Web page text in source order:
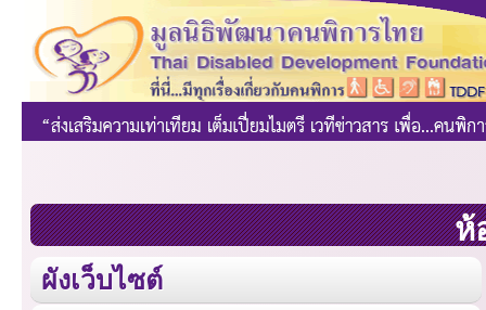
ห้
ผังเว็บไซต์